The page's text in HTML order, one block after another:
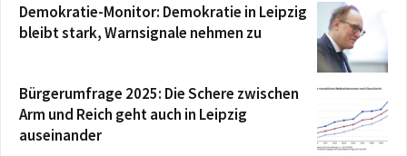
Demokratie-Monitor: Demokratie in Leipzig
bleibt stark, Warnsignale nehmen zu
Bürgerumfrage 2025: Die Schere zwischen
Arm und Reich geht auch in Leipzig
auseinander